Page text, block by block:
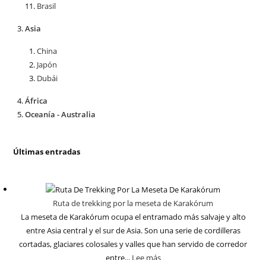
Brasil
Asia
China
Japón
Dubái
África
Oceanía - Australia
Últimas entradas
Ruta de trekking por la meseta de Karakórum
La meseta de Karakórum ocupa el entramado más salvaje y alto
entre Asia central y el sur de Asia. Son una serie de cordilleras
cortadas, glaciares colosales y valles que han servido de corredor
entre... Lee más